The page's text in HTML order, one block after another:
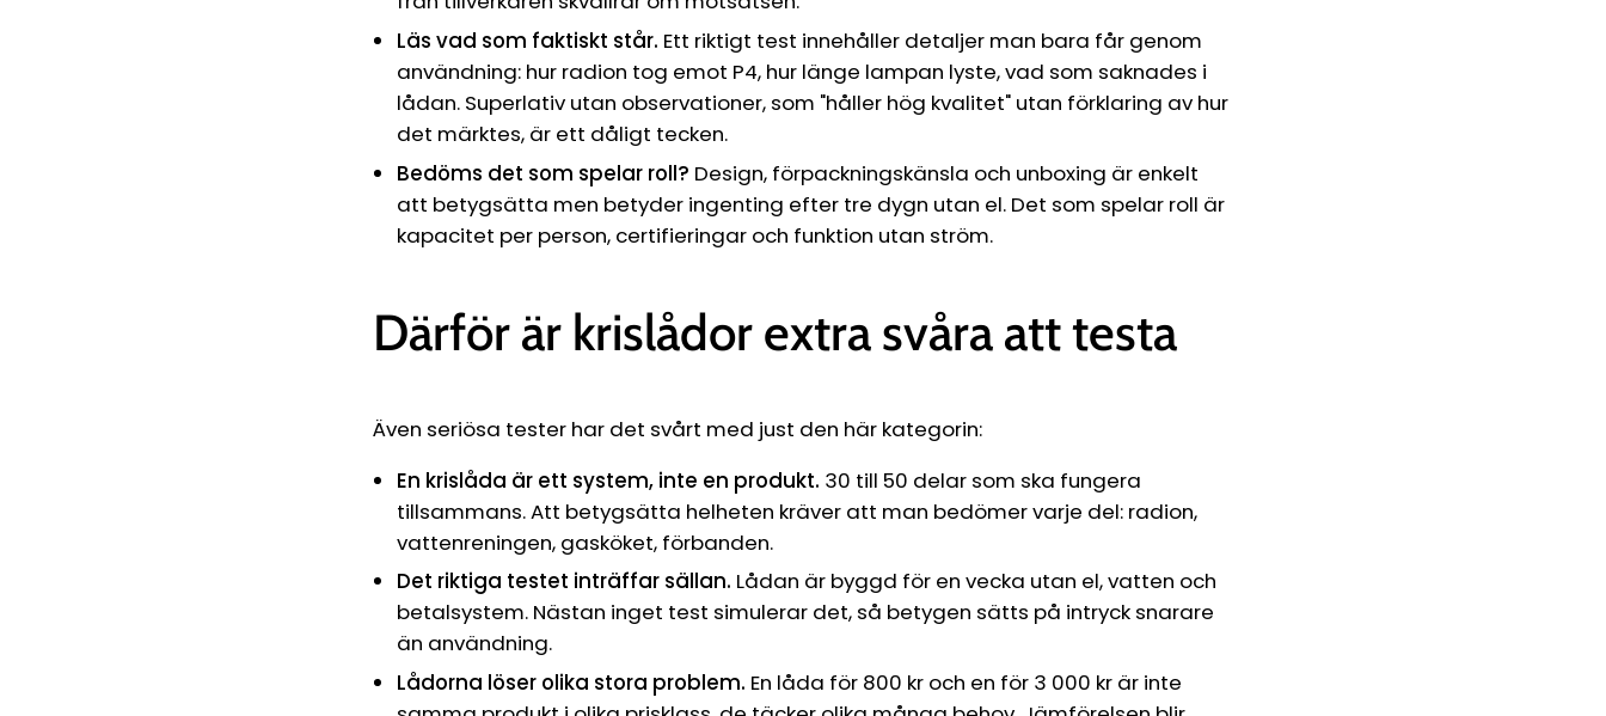
Läs vad som faktiskt står. Ett riktigt test innehåller detaljer man bara får genom
användning: hur radion tog emot P4, hur länge lampan lyste, vad som saknades i
lådan. Superlativ utan observationer, som "håller hög kvalitet" utan förklaring av hur
det märktes, är ett dåligt tecken.
Bedöms det som spelar roll? Design, förpackningskänsla och unboxing är enkelt
att betygsätta men betyder ingenting efter tre dygn utan el. Det som spelar roll är
kapacitet per person, certifieringar och funktion utan ström.
Därför är krislådor extra svåra att testa
Även seriösa tester har det svårt med just den här kategorin:
En krislåda är ett system, inte en produkt. 30 till 50 delar som ska fungera
tillsammans. Att betygsätta helheten kräver att man bedömer varje del: radion,
vattenreningen, gasköket, förbanden.
Det riktiga testet inträffar sällan. Lådan är byggd för en vecka utan el, vatten och
betalsystem. Nästan inget test simulerar det, så betygen sätts på intryck snarare
än användning.
Lådorna löser olika stora problem. En låda för 800 kr och en för 3 000 kr är inte